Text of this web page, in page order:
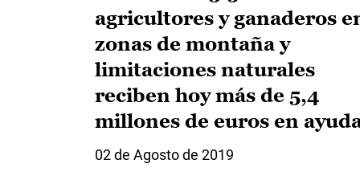
agricultores y ganaderos
zonas de montaña y
limitaciones naturales
reciben hoy más de 5,4
millones de euros en
02 de Agosto de 2019